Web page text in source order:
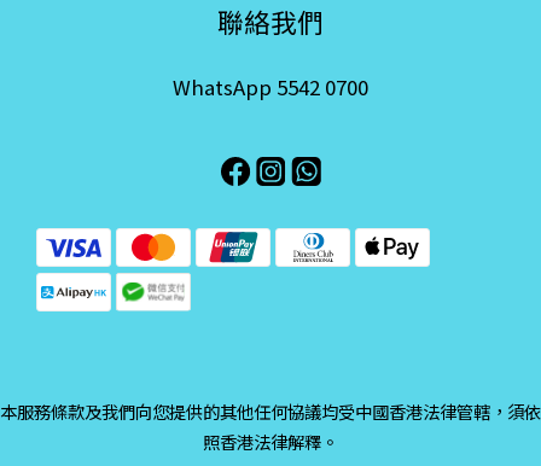
聯絡我們
WhatsApp 5542 0700
本服務條款及我們向您提供的其他任何協議均受中國香港法律管轄，須依
照香港法律解釋。